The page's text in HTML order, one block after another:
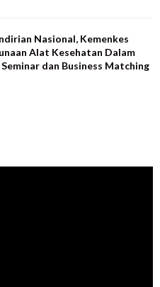
Nasional, Kemenkes
Alat Kesehatan Dalam
dan Business Matching